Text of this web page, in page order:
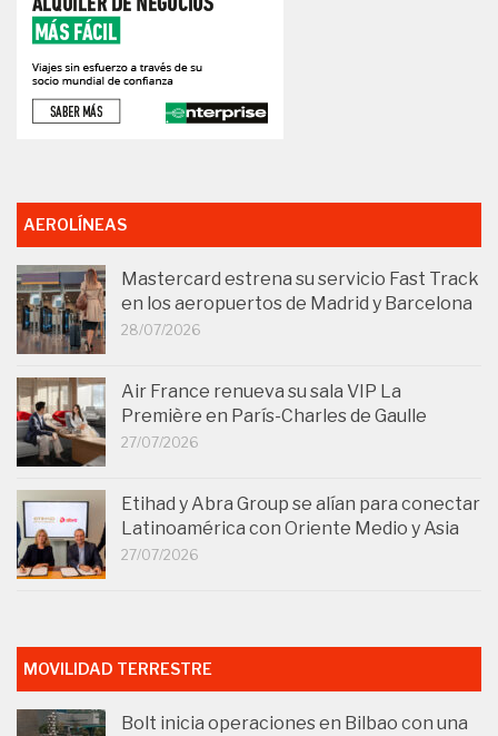
AEROLÍNEAS
Mastercard estrena su servicio Fast Track
en los aeropuertos de Madrid y Barcelona
28/07/2026
Air France renueva su sala VIP La
Première en París-Charles de Gaulle
27/07/2026
Etihad y Abra Group se alían para conectar
Latinoamérica con Oriente Medio y Asia
27/07/2026
MOVILIDAD TERRESTRE
Bolt inicia operaciones en Bilbao con una